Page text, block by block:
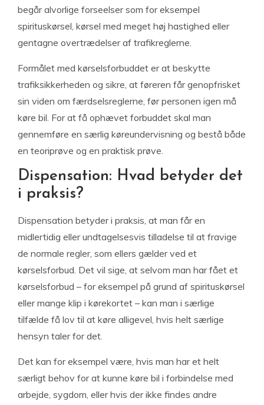
begår alvorlige forseelser som for eksempel
spirituskørsel, kørsel med meget høj hastighed eller
gentagne overtrædelser af trafikreglerne.
Formålet med kørselsforbuddet er at beskytte
trafiksikkerheden og sikre, at føreren får genopfrisket
sin viden om færdselsreglerne, før personen igen må
køre bil. For at få ophævet forbuddet skal man
gennemføre en særlig køreundervisning og bestå både
en teoriprøve og en praktisk prøve.
Dispensation: Hvad betyder det
i praksis?
Dispensation betyder i praksis, at man får en
midlertidig eller undtagelsesvis tilladelse til at fravige
de normale regler, som ellers gælder ved et
kørselsforbud. Det vil sige, at selvom man har fået et
kørselsforbud – for eksempel på grund af spirituskørsel
eller mange klip i kørekortet – kan man i særlige
tilfælde få lov til at køre alligevel, hvis helt særlige
hensyn taler for det.
Det kan for eksempel være, hvis man har et helt
særligt behov for at kunne køre bil i forbindelse med
arbejde, sygdom, eller hvis der ikke findes andre